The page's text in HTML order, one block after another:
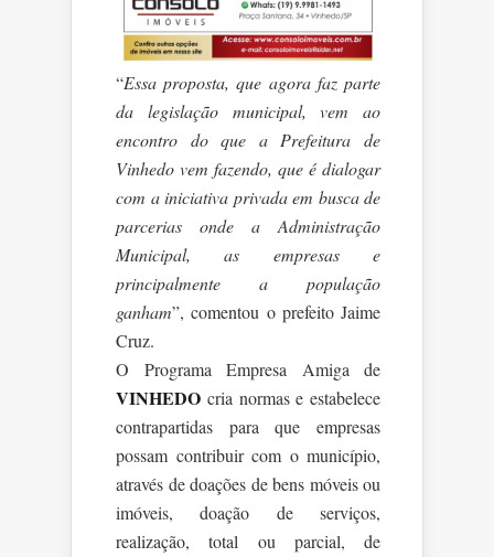
“Essa proposta, que agora faz parte
da legislação municipal, vem ao
encontro do que a Prefeitura de
Vinhedo vem fazendo, que é dialogar
com a iniciativa privada em busca de
parcerias onde a Administração
Municipal, as empresas e
principalmente a população
ganham”, comentou o prefeito Jaime
Cruz.
O Programa Empresa Amiga de
VINHEDO cria normas e estabelece
contrapartidas para que empresas
possam contribuir com o município,
através de doações de bens móveis ou
imóveis, doação de serviços,
realização, total ou parcial, de